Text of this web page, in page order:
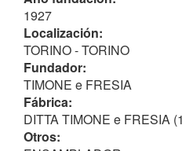
1927
Localización:
TORINO - TORINO
Fundador:
TIMONE e FRESIA
Fábrica:
DITTA TIMONE e FRESIA
Otros: